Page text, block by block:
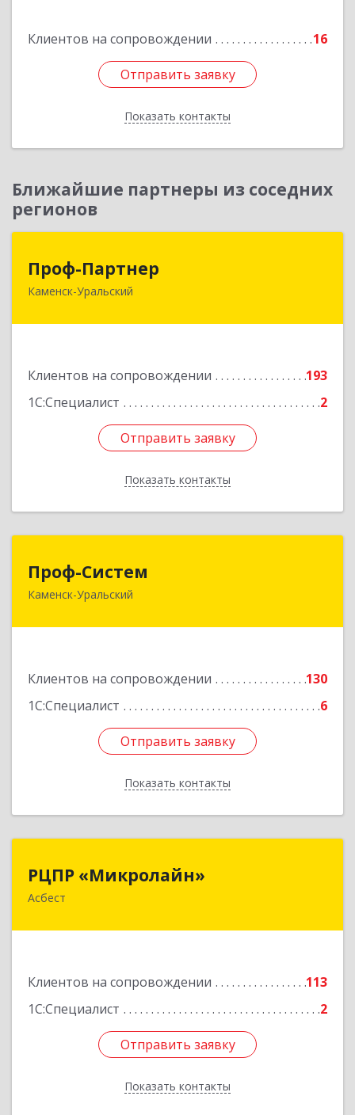
Клиентов на сопровождении 16
Отправить заявку
Показать контакты
Отправить заявку
Назад
Ближайшие партнеры из соседних
регионов
Проф-Партнер
Каменск-Уральский
Клиентов на сопровождении
193
1С:Специалист
2
Отправить заявку
Показать контакты
623406, Свердловская обл, Каменск-Уральский
Отправить заявку
Назад
Проф-Систем
Каменск-Уральский
Клиентов на сопровождении
130
1С:Специалист
6
Отправить заявку
Показать контакты
623406, Свердловская обл, Каменск-Уральский
Отправить заявку
Назад
РЦПР «Микролайн»
Асбест
Клиентов на сопровождении
113
1С:Специалист
2
Отправить заявку
Показать контакты
РЦПР «Микролайн»
624272, Свердловская обл, Асбест г, имени В.И.
Отправить заявку
Назад